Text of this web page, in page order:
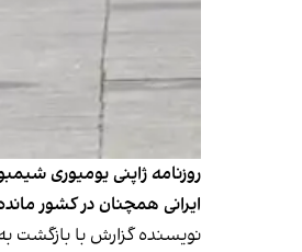
روزنامه ژاپنی یومیوری
ایرانی همچنان در کشور